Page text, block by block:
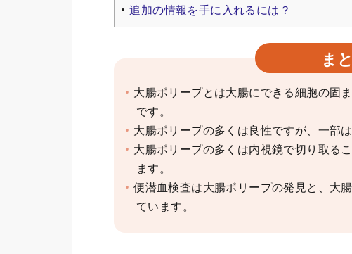
追加の情報を手に入れるには？
ま
大腸ポリープとは大腸にできる細胞の固
です。
大腸ポリープの多くは良性ですが、一部
大腸ポリープの多くは内視鏡で切り取る
ます。
便潜血検査は大腸ポリープの発見と、大
ています。